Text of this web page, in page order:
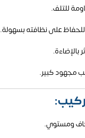
للتلف.
للحفاظ على نظافته بسهولة.
بالإضاءة.
مجهود كبير.
جاف ومستوي.